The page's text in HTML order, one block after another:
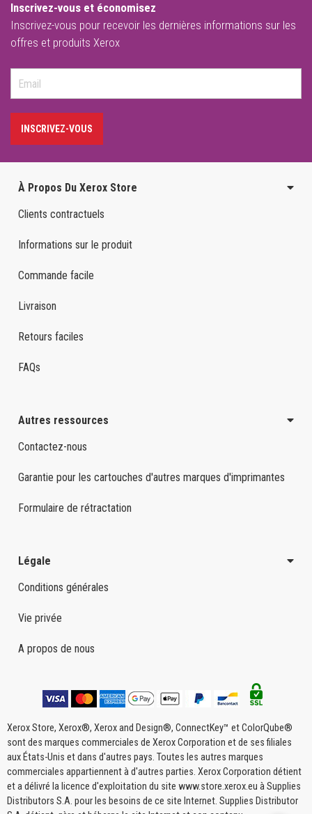
Inscrivez-vous et économisez
Inscrivez-vous pour recevoir les dernières informations sur les
offres et produits Xerox
INSCRIVEZ-VOUS
À Propos Du Xerox Store
Clients contractuels
Informations sur le produit
Commande facile
Livraison
Retours faciles
FAQs
Autres ressources
Contactez-nous
Garantie pour les cartouches d'autres marques d'imprimantes
Formulaire de rétractation
Légale
Conditions générales
Vie privée
A propos de nous
Xerox Store, Xerox®, Xerox and Design®, ConnectKey™ et ColorQube®
sont des marques commerciales de Xerox Corporation et de ses filiales
aux États-Unis et dans d'autres pays. Toutes les autres marques
commerciales appartiennent à d'autres parties. Xerox Corporation détient
et a délivré la licence d'exploitation du site www.store.xerox.eu à Supplies
Distributors S.A. pour les besoins de ce site Internet. Supplies Distributor